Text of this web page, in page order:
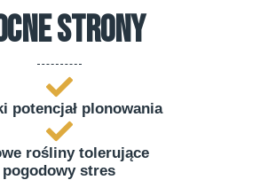
strony
potencjał plonowania
rośliny tolerujące
pogodowy stres